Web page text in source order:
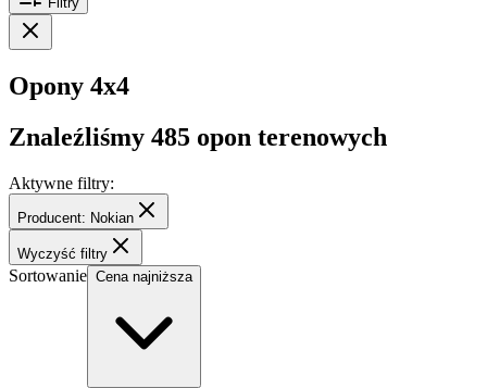
Opony 4x4
Znaleźliśmy 485 opon terenowych
Aktywne filtry:
Producent: Nokian
Wyczyść filtry
Sortowanie Cena najniższa